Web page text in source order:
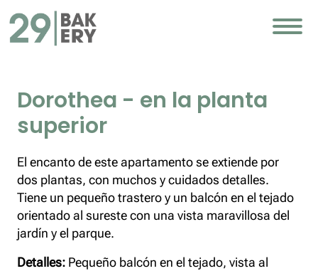
Dorothea - en la planta
superior
El encanto de este apartamento se extiende por
dos plantas, con muchos y cuidados detalles.
Tiene un pequeño trastero y un balcón en el tejado
orientado al sureste con una vista maravillosa del
jardín y el parque.
Detalles: Pequeño balcón en el tejado, vista al